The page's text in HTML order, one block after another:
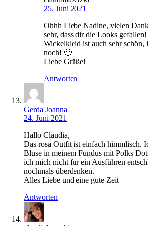
25. Juni 2021
Ohhh Liebe Nadine, vielen
sehr, dass dir die Looks
Wickelkleid ist auch sehr schön,
noch! 🙂
Liebe Grüße!
Antworten
Gerda Joanna
24. Juni 2021
Hallo Claudia,
Das rosa Outfit ist einfach himmlisch.
Bluse in meinem Fundus mit Polks
ich mich nicht für ein Ausführen
nochmals überdenken.
Alles Liebe und eine gute Zeit
Antworten